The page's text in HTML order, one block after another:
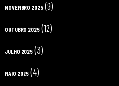
NOVEMBRO 2025 (9)
OUTUBRO 2025 (12)
JULHO 2025 (3)
MAIO 2025 (4)